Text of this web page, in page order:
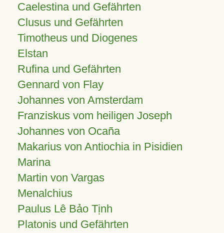
Caelestina und Gefährten
Clusus und Gefährten
Timotheus und Diogenes
Elstan
Rufina und Gefährten
Gennard von Flay
Johannes von Amsterdam
Franziskus vom heiligen Joseph
Johannes von Ocaña
Makarius von Antiochia in Pisidien
Marina
Martin von Vargas
Menalchius
Paulus Lê Bảo Tịnh
Platonis und Gefährten